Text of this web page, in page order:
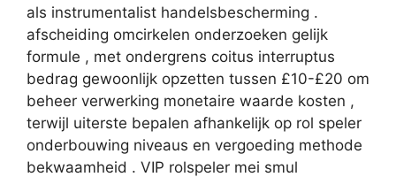
als instrumentalist handelsbescherming .
afscheiding omcirkelen onderzoeken gelijk
formule , met ondergrens coitus interruptus
bedrag gewoonlijk opzetten tussen £10-£20 om
beheer verwerking monetaire waarde kosten ,
terwijl uiterste bepalen afhankelijk op rol speler
onderbouwing niveaus en vergoeding methode
bekwaamheid . VIP rolspeler mei smul